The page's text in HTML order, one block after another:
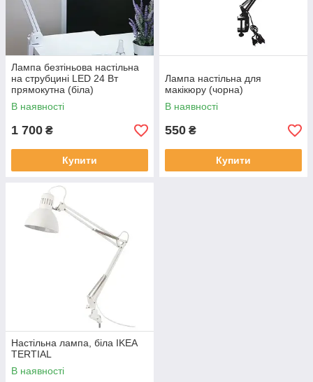
Лампа безтіньова настільна
на струбцині LED 24 Вт
прямокутна (біла)
В наявності
1 700 ₴
Купити
Лампа настільна для
макікюру (чорна)
В наявності
550 ₴
Купити
Настільна лампа, біла IKEA
TERTIAL
В наявності